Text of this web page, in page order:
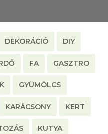
DEKORÁCIÓ DIY
FA GASZTRO
GYÜMÖLCS
KARÁCSONY KERT
KUTYA